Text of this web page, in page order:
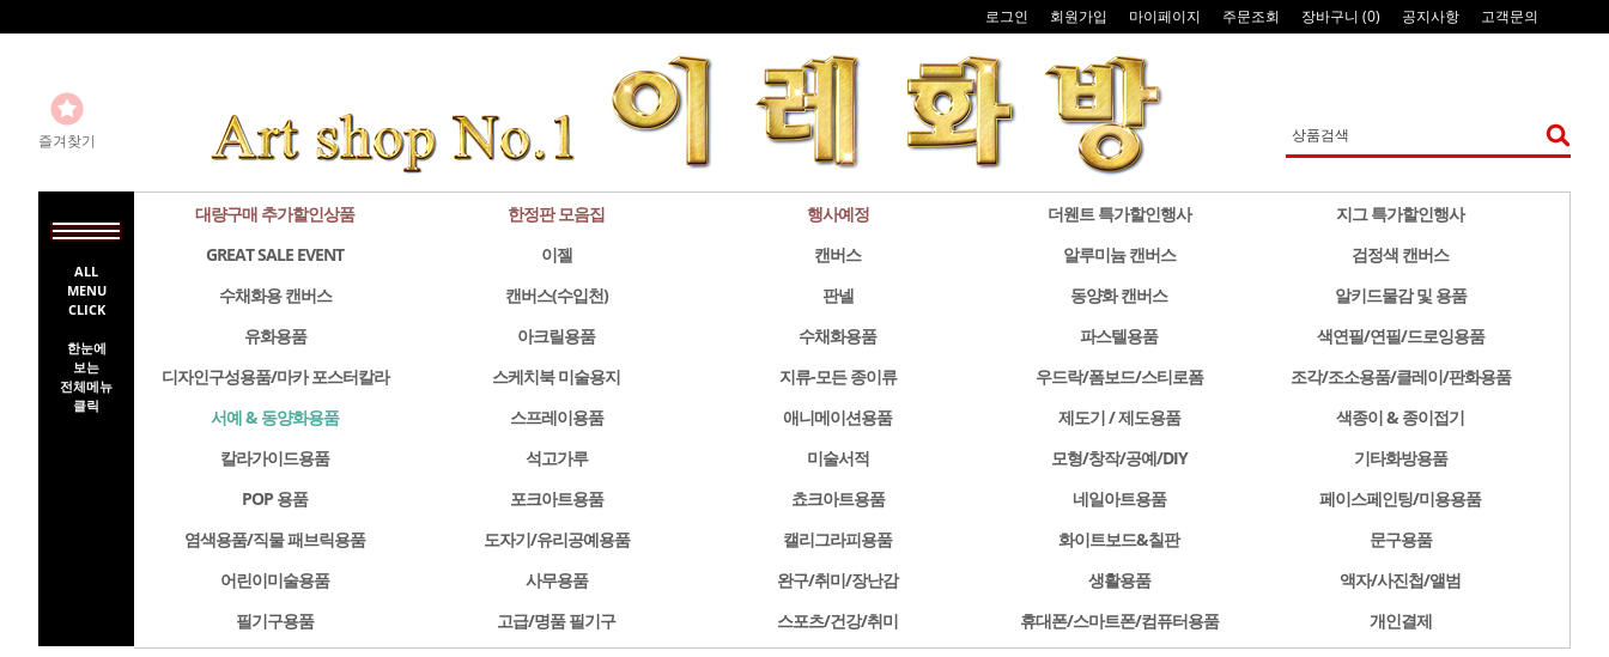
로그인 회원가입 마이페이지 주문조회 장바구니 (0) 공지사항 고객문의
즐겨찾기
ALL
MENU
CLICK
한눈에
보는
전체메뉴
클릭
대량구매 추가할인상품 한정판 모음집 행사예정 더웬트 특가할인행사
지그 특가할인행사
GREAT SALE EVENT
이젤 캔버스 알루미늄 캔버스
검정색 캔버스
수채화용 캔버스
캔버스(수입천) 판넬 동양화 캔버스
알키드물감 및 용품
유화용품
아크릴용품 수채화용품 파스텔용품
색연필/연필/드로잉용품
디자인구성용품/마카 포스터칼라
스케치북 미술용지 지류-모든 종이류 우드락/폼보드/스티로폼
조각/조소용품/클레이/판화용품
서예 & 동양화용품
스프레이용품 애니메이션용품 제도기 / 제도용품
색종이 & 종이접기
칼라가이드용품
석고가루 미술서적 모형/창작/공예/DIY
기타화방용품
POP 용품
포크아트용품 쵸크아트용품 네일아트용품
페이스페인팅/미용용품
염색용품/직물 패브릭용품
도자기/유리공예용품 캘리그라피용품 화이트보드&칠판
문구용품
어린이미술용품
사무용품 완구/취미/장난감 생활용품
액자/사진첩/앨범
필기구용품
고급/명품 필기구 스포츠/건강/취미 휴대폰/스마트폰/컴퓨터용품 개인결제